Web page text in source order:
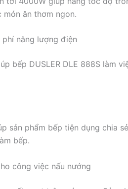
ăn thơm ngon.
năng lượng điện
bếp DUSLER DLE 888S làm
sản phẩm bếp tiện dụng chia
bếp.
công việc nấu nướng